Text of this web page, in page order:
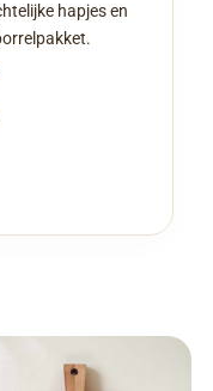
hapjes en